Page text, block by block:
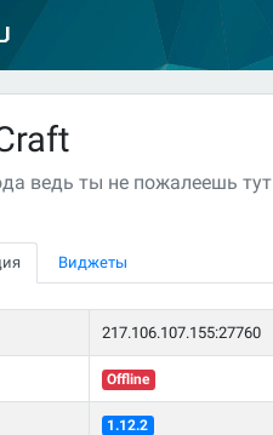
ведь ты не пожалеешь
Виджеты
217.106.107.155:27760
Offline
1.12.2